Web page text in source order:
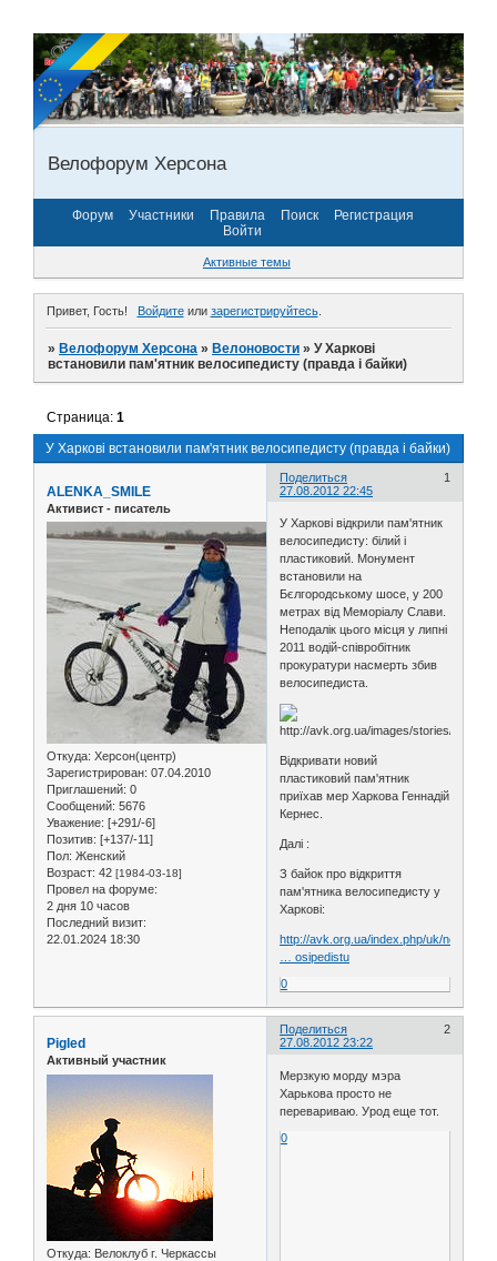
Велофорум Херсона
Форум Участники Правила Поиск
Регистрация
Войти
Активные темы
Привет, Гость! Войдитеили зарегистрируйтесь.
»Велофорум Херсона »Велоновости »У Харкові
встановили пам'ятник велосипедисту (правда і байки)
У Харкові встановили пам'ятник велосипедисту (правда і байки)
Страница:1
Поделиться
1
27.08.2012 22:45
ALENKA_SMILE
Активист - писатель
Откуда: Херсон(центр)
Зарегистрирован: 07.04.2010
Приглашений: 0
Сообщений: 5676
Уважение: [+291/-6]
Позитив: [+137/-11]
Пол: Женский
Возраст: 42 [1984-03-18]
Провел на форуме:
2 дня 10 часов
Последний визит:
22.01.2024 18:30
У Харкові відкрили пам'ятник
велосипедисту: білий і
пластиковий. Монумент
встановили на
Бєлгородському шосе, у 200
метрах від Меморіалу Слави.
Неподалік цього місця у липні
2011 водій-співробітник
прокуратури насмерть збив
велосипедиста.
Відкривати новий
пластиковий пам'ятник
приїхав мер Харкова Геннадій
Кернес.
Далi :
З байок про відкриття
пам'ятника велосипедисту у
Харкові:
http://avk.org.ua/index.php/uk/news/ukr
… osipedistu
0
Поделиться
2
27.08.2012 23:22
Pigled
Активный участник
Откуда: Велоклуб г. Черкассы
Мерзкую морду мэра
Харькова просто не
перевариваю. Урод еще тот.
0